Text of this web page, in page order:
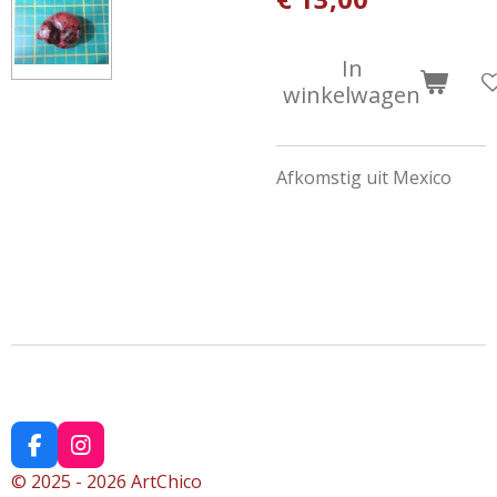
In
winkelwagen
Afkomstig uit Mexico
F
a
I
n
© 2025 - 2026 ArtChico